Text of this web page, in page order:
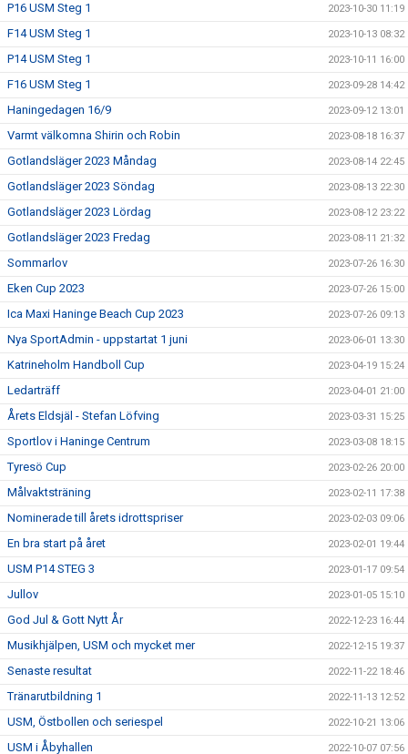
P16 USM Steg 1 2023-10-30 11:19
F14 USM Steg 1 2023-10-13 08:32
P14 USM Steg 1 2023-10-11 16:00
F16 USM Steg 1 2023-09-28 14:42
Haningedagen 16/9 2023-09-12 13:01
Varmt välkomna Shirin och Robin 2023-08-18 16:37
Gotlandsläger 2023 Måndag 2023-08-14 22:45
Gotlandsläger 2023 Söndag 2023-08-13 22:30
Gotlandsläger 2023 Lördag 2023-08-12 23:22
Gotlandsläger 2023 Fredag 2023-08-11 21:32
Sommarlov 2023-07-26 16:30
Eken Cup 2023 2023-07-26 15:00
Ica Maxi Haninge Beach Cup 2023 2023-07-26 09:13
Nya SportAdmin - uppstartat 1 juni 2023-06-01 13:30
Katrineholm Handboll Cup 2023-04-19 15:24
Ledarträff 2023-04-01 21:00
Årets Eldsjäl - Stefan Löfving 2023-03-31 15:25
Sportlov i Haninge Centrum 2023-03-08 18:15
Tyresö Cup 2023-02-26 20:00
Målvaktsträning 2023-02-11 17:38
Nominerade till årets idrottspriser 2023-02-03 09:06
En bra start på året 2023-02-01 19:44
USM P14 STEG 3 2023-01-17 09:54
Jullov 2023-01-05 15:10
God Jul & Gott Nytt År 2022-12-23 16:44
Musikhjälpen, USM och mycket mer 2022-12-15 19:37
Senaste resultat 2022-11-22 18:46
Tränarutbildning 1 2022-11-13 12:52
USM, Östbollen och seriespel 2022-10-21 13:06
USM i Åbyhallen 2022-10-07 07:56